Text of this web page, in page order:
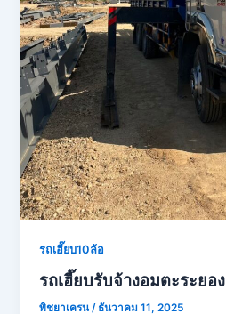
รถเฮี๊ยบ10ล้อ
รถเฮี๊ยบรับจ้างอมตะระยอง
พิชยาเครน/ ธันวาคม 11, 2025